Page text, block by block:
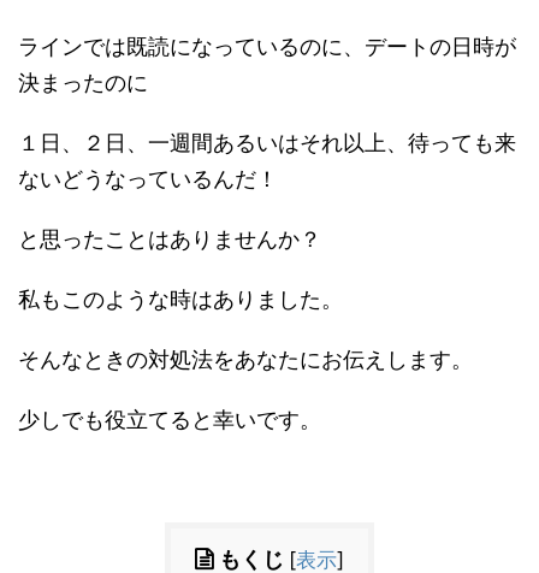
ラインでは既読になっているのに、デートの日時が
決まったのに
１日、２日、一週間あるいはそれ以上、待っても来
ないどうなっているんだ！
と思ったことはありませんか？
私もこのような時はありました。
そんなときの対処法をあなたにお伝えします。
少しでも役立てると幸いです。
もくじ [表示]